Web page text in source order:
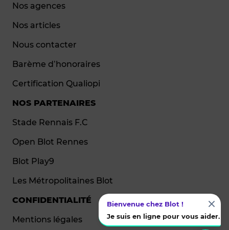
Nos agences
Nos articles
Nous contacter
Barème d’honoraires
Certification Qualiopi
NOS PARTENAIRES
Stade Rennais F.C
Open Blot Rennes
Blot Play9
Les Métropolitaines Blot
CONFIDENTIALITÉ
Mentions légales
Bienvenue chez Blot !
Je suis en ligne pour vous aider.